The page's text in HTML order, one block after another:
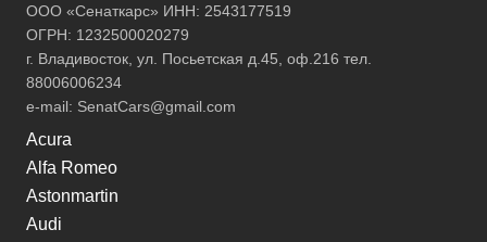
ООО «Сенаткарс» ИНН: 2543177519
ОГРН: 1232500020279
г. Владивосток, ул. Посьетская д.45, оф.216 тел.
88006006234
e-mail: SenatCars@gmail.com
Acura
Alfa Romeo
Astonmartin
Audi